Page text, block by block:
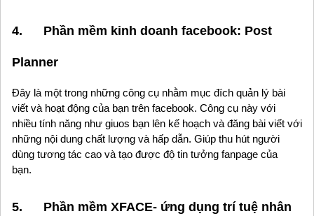
4. Phần mềm kinh doanh facebook: Post
Planner
Đây là một trong những công cụ nhằm mục đích quản lý bài
viết và hoạt động của bạn trên facebook. Công cụ này với
nhiều tính năng như giuos bạn lên kế hoạch và đăng bài viết với
những nội dung chất lượng và hấp dẫn. Giúp thu hút người
dùng tương tác cao và tạo được độ tin tưởng fanpage của
bạn.
5. Phần mềm XFACE- ứng dụng trí tuệ nhân